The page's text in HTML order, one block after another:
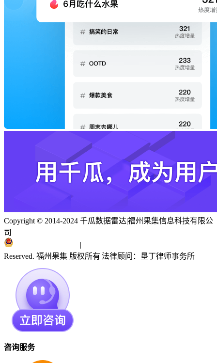
Copyright © 2014-2024 千瓜数据雷达|福州果集信息科技有限公
司
|
Reserved. 福州果集 版权所有|法律顾问：垦丁律师事务所
咨询服务